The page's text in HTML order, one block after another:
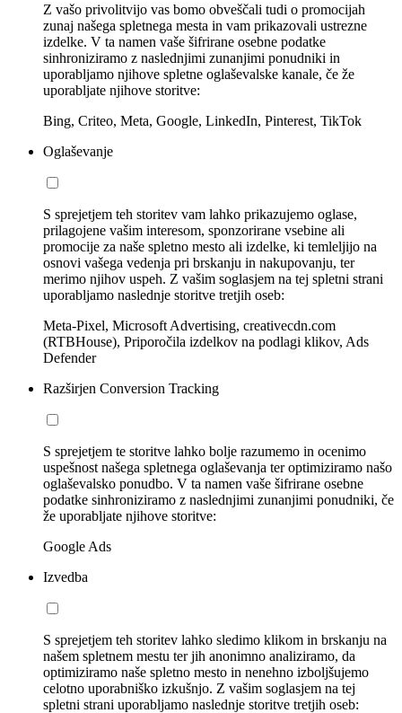
Z vašo privolitvijo vas bomo obveščali tudi o promocijah
zunaj našega spletnega mesta in vam prikazovali ustrezne
izdelke. V ta namen vaše šifrirane osebne podatke
sinhroniziramo z naslednjimi zunanjimi ponudniki in
uporabljamo njihove spletne oglaševalske kanale, če že
uporabljate njihove storitve:
Bing, Criteo, Meta, Google, LinkedIn, Pinterest, TikTok
Oglaševanje
S sprejetjem teh storitev vam lahko prikazujemo oglase,
prilagojene vašim interesom, sponzorirane vsebine ali
promocije za naše spletno mesto ali izdelke, ki temleljijo na
osnovi vašega vedenja pri brskanju in nakupovanju, ter
merimo njihov uspeh. Z vašim soglasjem na tej spletni strani
uporabljamo naslednje storitve tretjih oseb:
Meta-Pixel, Microsoft Advertising, creativecdn.com
(RTBHouse), Priporočila izdelkov na podlagi klikov, Ads
Defender
Razširjen Conversion Tracking
S sprejetjem te storitve lahko bolje razumemo in ocenimo
uspešnost našega spletnega oglaševanja ter optimiziramo našo
oglaševalsko ponudbo. V ta namen vaše šifrirane osebne
podatke sinhroniziramo z naslednjimi zunanjimi ponudniki, če
že uporabljate njihove storitve:
Google Ads
Izvedba
S sprejetjem teh storitev lahko sledimo klikom in brskanju na
našem spletnem mestu ter jih anonimno analiziramo, da
optimiziramo naše spletno mesto in nenehno izboljšujemo
celotno uporabniško izkušnjo. Z vašim soglasjem na tej
spletni strani uporabljamo naslednje storitve tretjih oseb: